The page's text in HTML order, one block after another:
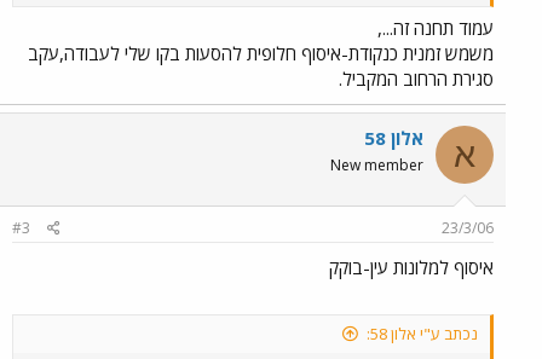
עמוד תחנה זה...,
משמש זמנית כנקודת-איסוף חלופית להסעות בקו שלי לעבודה,עקב
סגירת הרחוב המקביל.
א אלון 58
New member
23/3/06
#3
איסוף למלונות עין-בוקק
נכתב ע"י אלון 58: